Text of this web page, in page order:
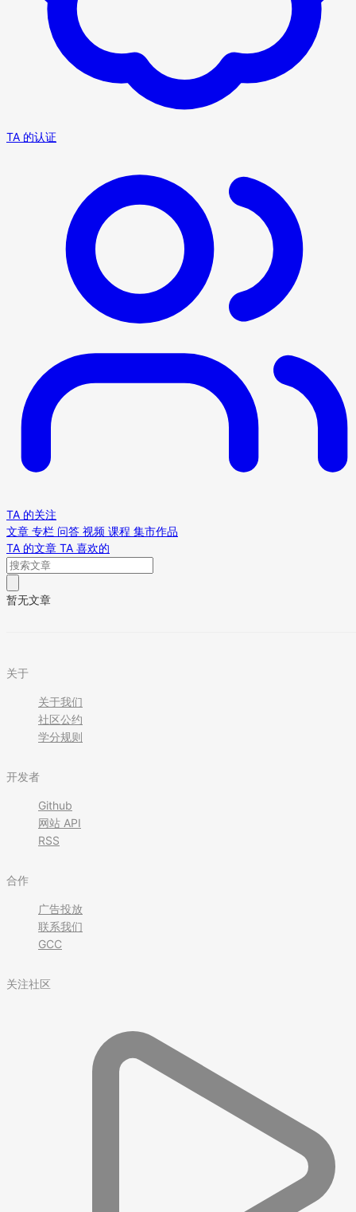
TA 的认证
TA 的关注
文章 专栏 问答 视频 课程 集市作品
TA 的文章 TA 喜欢的
暂无文章
关于
关于我们
社区公约
学分规则
开发者
Github
网站 API
RSS
合作
广告投放
联系我们
GCC
关注社区